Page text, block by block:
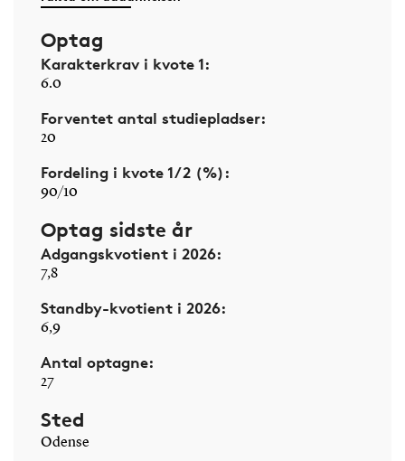
Optag
Karakterkrav i kvote 1:
6.0
Forventet antal studiepladser:
20
Fordeling i kvote 1/2 (%):
90/10
Optag sidste år
Adgangskvotient i 2026:
7,8
Standby-kvotient i 2026:
6,9
Antal optagne:
27
Sted
Odense